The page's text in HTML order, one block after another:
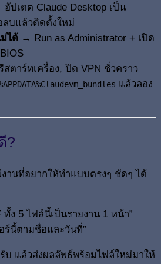
ปเดต Claude Desktop เป็น
ลบแล้วติดตั้งใหม่
ได้ → Run as Administrator + เปิด
ตาร์ทเครื่อง, ปิด VPN ชั่วคราว
แล้วลอง
?
านที่อยากให้ทำแบบตรงๆ ชัดๆ ได้
ทั้ง 5 ไฟล์นี้เป็นรายงาน 1 หน้า”
ร์นี้ตามชื่อและวันที่”
รับ แล้วส่งผลลัพธ์พร้อมไฟล์ใหม่มาให้